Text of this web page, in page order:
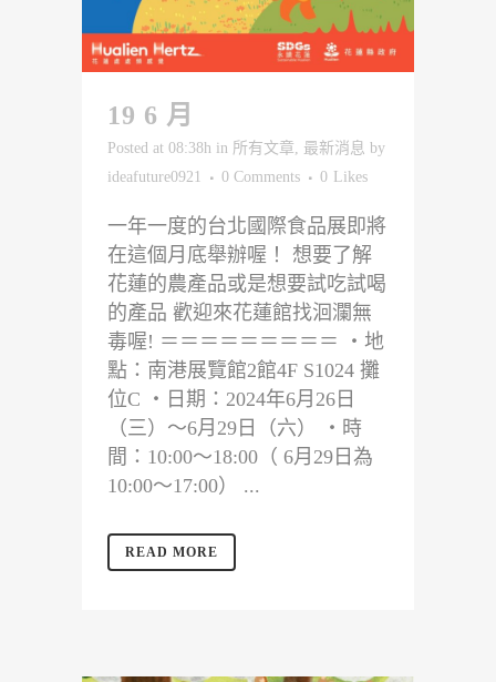
19 6 月
Posted at 08:38h in 所有文章 最新消息 by
ideafuture0921
0 Comments 0 Likes
一年一度的台北國際食品展即將
在這個月底舉辦喔！ 想要了解
花蓮的農產品或是想要試吃試喝
的產品 歡迎來花蓮館找洄瀾無
毒喔! ＝＝＝＝＝＝＝＝＝ ・地
點：南港展覽館2館4F S1024 攤
位C ・日期：2024年6月26日
（三）～6月29日（六） ・時
間：10:00～18:00（ 6月29日為
10:00～17:00） ...
READ MORE